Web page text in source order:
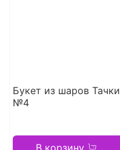
Букет из шаров Тачки
№4
В корзину